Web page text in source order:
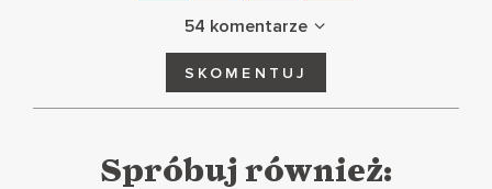
54 komentarze
SKOMENTUJ
Spróbuj również: